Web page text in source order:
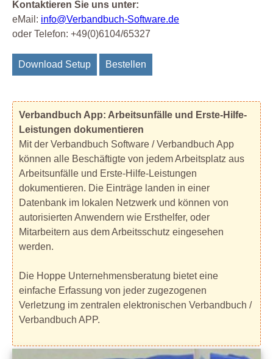
Kontaktieren Sie uns unter:
eMail: info@Verbandbuch-Software.de
oder Telefon: +49(0)6104/65327
Download Setup Bestellen
Verbandbuch App: Arbeitsunfälle und Erste-Hilfe-
Leistungen dokumentieren
Mit der Verbandbuch Software / Verbandbuch App
können alle Beschäftigte von jedem Arbeitsplatz aus
Arbeitsunfälle und Erste-Hilfe-Leistungen
dokumentieren. Die Einträge landen in einer
Datenbank im lokalen Netzwerk und können von
autorisierten Anwendern wie Ersthelfer, oder
Mitarbeitern aus dem Arbeitsschutz eingesehen
werden.
Die Hoppe Unternehmensberatung bietet eine
einfache Erfassung von jeder zugezogenen
Verletzung im zentralen elektronischen Verbandbuch /
Verbandbuch APP.